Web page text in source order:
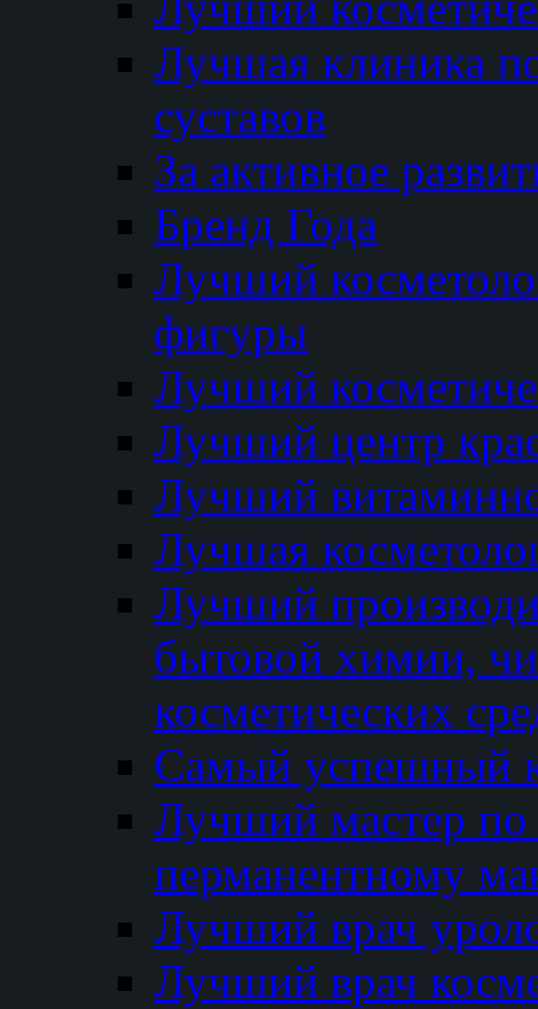
Лучшая клиника
суставов
За активное
Бренд Года
Лучший
фигуры
Лучший
Лучший центр
Лучший
Лучшая
Лучший
бытовой химии,
косметических
Самый успешный
Лучший мастер по
перманентному
Лучший врач
Лучший врач